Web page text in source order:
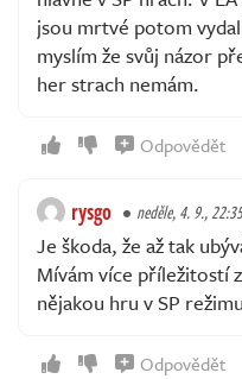
jsou mrtvé potom
myslím že svůj názor
her strach nemám.
Odpovědět
rysgo neděle, 4. 9., 22:35
Je škoda, že až tak
Mívám více příležitostí
nějakou hru v SP
Odpovědět